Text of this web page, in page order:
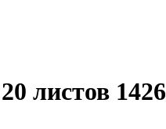
листов 1426